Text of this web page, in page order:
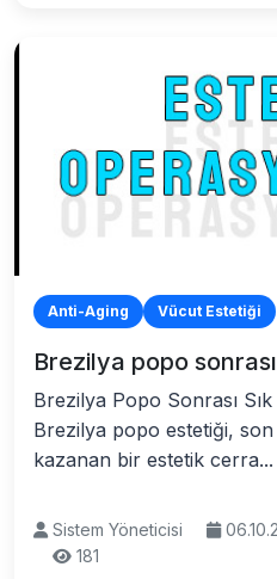
Anti-Aging Vücut Estetiği
Brezilya popo
Brezilya Popo Sonrası
Brezilya popo estetiği,
kazanan bir estetik cerra...
Sistem Yöneticisi
181